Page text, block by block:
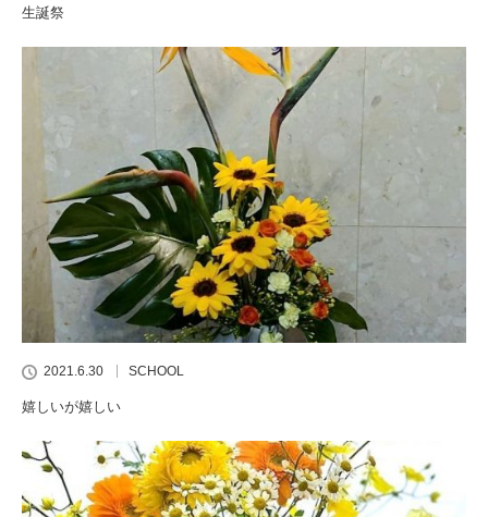
生誕祭
2021.6.30 SCHOOL
嬉しいが嬉しい